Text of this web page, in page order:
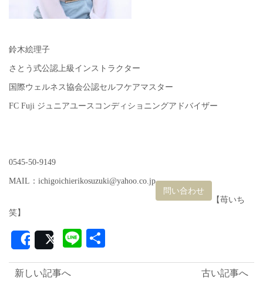
鈴木絵理子
さとう式公認上級インストラクター
国際ウェルネス協会公認セルフケアマスター
FC Fuji ジュニアユースコンディショニングアドバイザー
0545-50-9149
MAIL：ichigoichierikosuzuki@yahoo.co.jp
問い合わせ
【苺いち
笑】
SharePost Line
有
古い記事へ
新しい記事へ